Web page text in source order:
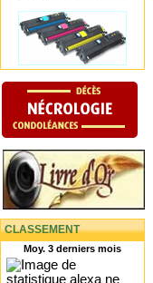
CLASSEMENT
Moy. 3 derniers mois